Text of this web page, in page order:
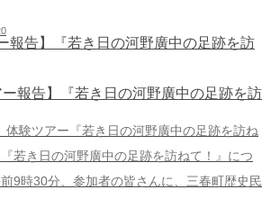
報告】『若き日の河野廣中の足跡を訪
ー報告】『若き日の河野廣中の足跡を訪
験ツアー『若き日の河野廣中の足跡を訪ね
若き日の河野廣中の足跡を訪ねて！』につ
9時30分、参加者の皆さんに、三春町歴史民